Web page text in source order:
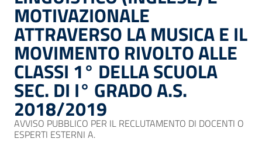
MOTIVAZIONALE
ATTRAVERSO LA MUSICA E IL
MOVIMENTO RIVOLTO ALLE
CLASSI 1° DELLA SCUOLA
SEC. DI I° GRADO A.S.
2018/2019
AVVISO PUBBLICO PER IL RECLUTAMENTO DI DOCENTI O
ESPERTI ESTERNI A.